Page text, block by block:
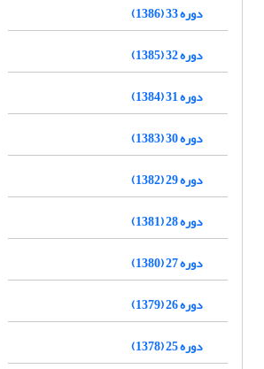
دوره 33 (1386)
دوره 32 (1385)
دوره 31 (1384)
دوره 30 (1383)
دوره 29 (1382)
دوره 28 (1381)
دوره 27 (1380)
دوره 26 (1379)
دوره 25 (1378)